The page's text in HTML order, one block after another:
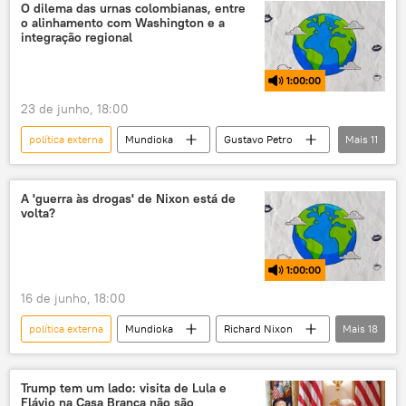
Economia
setor privado
iniciativa privada
empresários
O dilema das urnas colombianas, entre
o alinhamento com Washington e a
integração regional
1:00:00
23 de junho, 18:00
política externa Mundioka
Gustavo Petro
América Latina
Colômbia
eleições
rádio
podcast
Estados Unidos
EUA
integração regional
Mais 11
A 'guerra às drogas' de Nixon está de
volta?
1:00:00
16 de junho, 18:00
política externa Mundioka
Richard Nixon
Estados Unidos
podcast
rádio
guerra
drogas
Mais 18
Trump tem um lado: visita de Lula e
Flávio na Casa Branca não são